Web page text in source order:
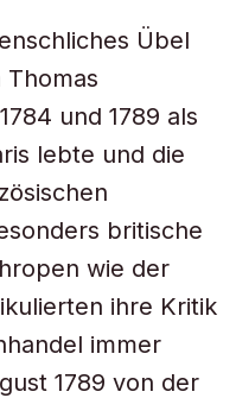
Übel
und 1789 als
lebte und die
britische
wie der
ihre Kritik
immer
1789 von der